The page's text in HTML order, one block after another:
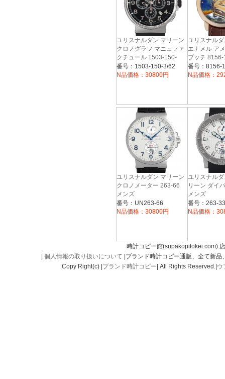
ユリスナルダン マリーン
クロノグラフ マニュファ
クチュール 1503-150-
3/62 メンズ
番号：1503-150-3/62
N品価格：30800円
ユリスナル
エナメル ア
プッチ
ンズ
番号：8156-
N品価格：
ユリスナルダン マリーン
クロノメーター 263-66
メンズ
番号：UN263-66
N品価格：30800円
ユリスナル
リーン ダイ
メンズ
番号：263-
N品価格：
時計コピー館(supakopitokei.com)
個人情報の取り扱いについて |ブランド時計コピー通販、全て新
Copy Right(c) | ブランド時計コピー | All Rights Reserved.| ウ